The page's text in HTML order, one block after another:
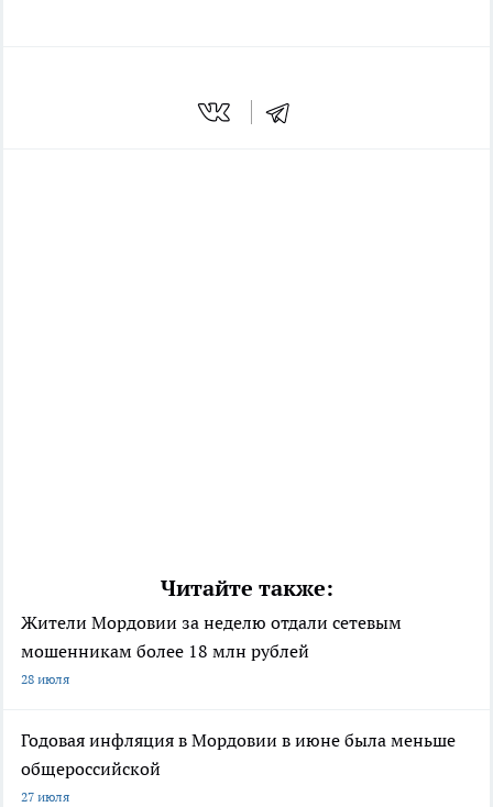
Читайте также:
Жители Мордовии за неделю отдали сетевым
мошенникам более 18 млн рублей
28 июля
Годовая инфляция в Мордовии в июне была меньше
общероссийской
27 июля